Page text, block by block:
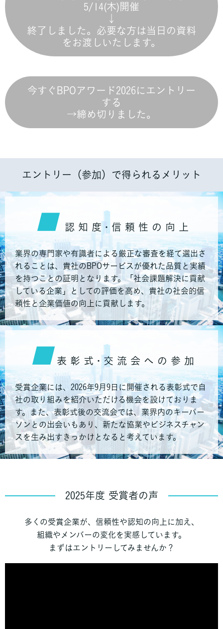
5/14(木)開催
↓
終了しました。必要な方は当日の資料
をお渡しいたします。
今すぐBPOアワード2026にエントリー
する
→締め切りました。
エントリー（参加）で得られるメリット
■ 認 知 度・信 頼 性 の 向 上
業界の専門家や有識者による厳正な審査を経て選出さ
れることは、貴社のBPOサービスが優れた品質と実績
を持つことの証明となります。「社会課題解決に貢献
している企業」
としての評価を高め、貴社の社会的信
頼性と企業価値の向上に貢献します。
■ 表 彰 式・交 流 会 へ の 参 加
受賞企業には、2026年9月9日に開催される表彰式で自
社の取り組みを紹介いただける機会を設けておりま
す。また、表彰式後の交流会では、業界内のキーパー
ソンとの出会いもあり、新たな協業やビジネスチャン
スを生み出すきっかけとなると考えています。
2025年度 受賞者の声
多くの受賞企業が、信頼性や認知の向上に加え、
組織やメンバーの変化を実感しています。
まずはエントリーしてみませんか？